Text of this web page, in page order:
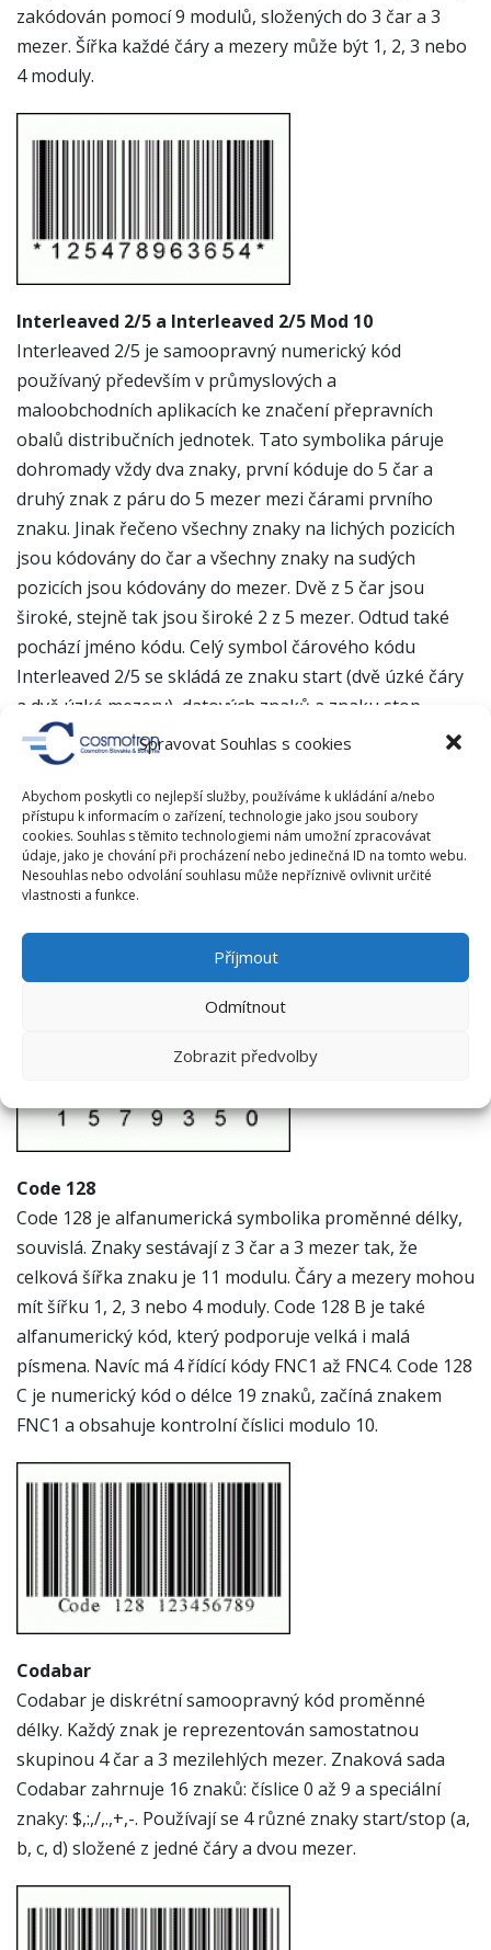
Spravovat Souhlas s cookies
Abychom poskytli co nejlepší služby, používáme k ukládání a/nebo
přístupu k informacím o zařízení, technologie jako jsou soubory
cookies. Souhlas s těmito technologiemi nám umožní zpracovávat
údaje, jako je chování při procházení nebo jedinečná ID na tomto webu.
Nesouhlas nebo odvolání souhlasu může nepříznivě ovlivnit určité
vlastnosti a funkce.
Příjmout
Odmítnout
Zobrazit předvolby
zakódován pomocí 9 modulů, složených do 3 čar a 3
mezer. Šířka každé čáry a mezery může být 1, 2, 3 nebo
4 moduly.
Interleaved 2/5 a Interleaved 2/5 Mod 10
Interleaved 2/5 je samoopravný numerický kód
používaný především v průmyslových a
maloobchodních aplikacích ke značení přepravních
obalů distribučních jednotek. Tato symbolika páruje
dohromady vždy dva znaky, první kóduje do 5 čar a
druhý znak z páru do 5 mezer mezi čárami prvního
znaku. Jinak řečeno všechny znaky na lichých pozicích
jsou kódovány do čar a všechny znaky na sudých
pozicích jsou kódovány do mezer. Dvě z 5 čar jsou
široké, stejně tak jsou široké 2 z 5 mezer. Odtud také
pochází jméno kódu. Celý symbol čárového kódu
Interleaved 2/5 se skládá ze znaku start (dvě úzké čáry
a dvě úzké mezery), datových znaků a znaku stop
(široká čára, úzká mezera a úzká čára). Pro zakódování
informace je potřebný sudý počet znaků. V případě
lichého počtu znaků se volné místo obsadí kontrolním
znakem nebo se použije úvodní nula. Struktura
symbolu Interleaved 2/5 Mod 10 je stejná, obsahuje ale
navíc kontrolní znak. Tento se vypočítá ze součtu
dělením modulo 10.
Code 128
Code 128 je alfanumerická symbolika proměnné délky,
souvislá. Znaky sestávají z 3 čar a 3 mezer tak, že
celková šířka znaku je 11 modulu. Čáry a mezery mohou
mít šířku 1, 2, 3 nebo 4 moduly. Code 128 B je také
alfanumerický kód, který podporuje velká i malá
písmena. Navíc má 4 řídící kódy FNC1 až FNC4. Code 128
C je numerický kód o délce 19 znaků, začíná znakem
FNC1 a obsahuje kontrolní číslici modulo 10.
Codabar
Codabar je diskrétní samoopravný kód proměnné
délky. Každý znak je reprezentován samostatnou
skupinou 4 čar a 3 mezilehlých mezer. Znaková sada
Codabar zahrnuje 16 znaků: číslice 0 až 9 a speciální
znaky: $,:,/,.,+,-. Používají se 4 různé znaky start/stop (a,
b, c, d) složené z jedné čáry a dvou mezer.